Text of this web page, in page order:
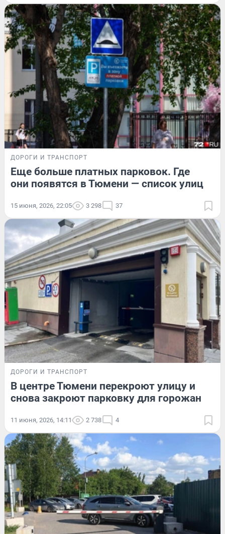
ДОРОГИ И ТРАНСПОРТ
Еще больше платных парковок. Где
они появятся в Тюмени — список улиц
15 июня, 2026, 22:05 3 298 37
ДОРОГИ И ТРАНСПОРТ
В центре Тюмени перекроют улицу и
снова закроют парковку для горожан
11 июня, 2026, 14:11 2 738 4